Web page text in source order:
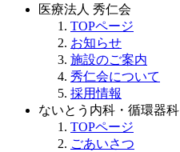
医療法人 秀仁会
TOPページ
お知らせ
施設のご案内
秀仁会について
採用情報
ないとう内科・循環器科
TOPページ
ごあいさつ